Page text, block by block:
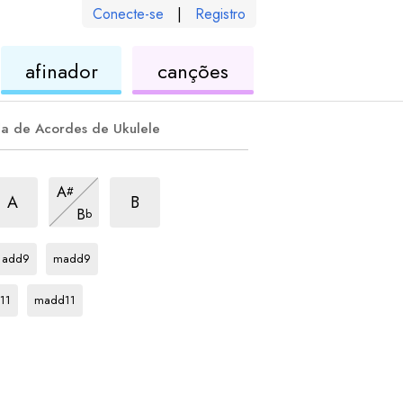
Conecte-se | Registro
afinadorukulelecanções
de Acordes de Ukulele
A
A#
acorde
Bb
7sus2
B
Db
add9
madd9
madd11